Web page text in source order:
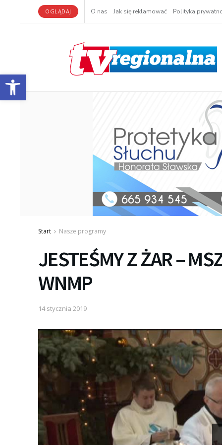
Otwórz pasek narzędzi
OGLĄDAJ O nas Jak się reklamować Polityka
Start Nasze programy
JESTEŚMY Z ŻAR –
WNMP
14 stycznia 2019